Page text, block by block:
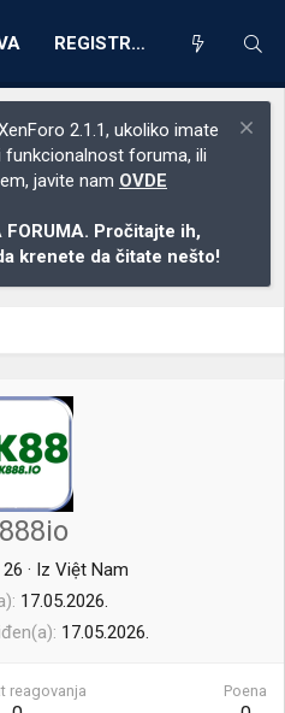
REGISTRACIJA
2.1.1, ukoliko imate
funkcionalnost foruma, ili
javite nam OVDE
FORUMA. Pročitajte ih,
krenete da čitate nešto!
26 · Iz Việt Nam
17.05.2026.
17.05.2026.
reagovanja Poena